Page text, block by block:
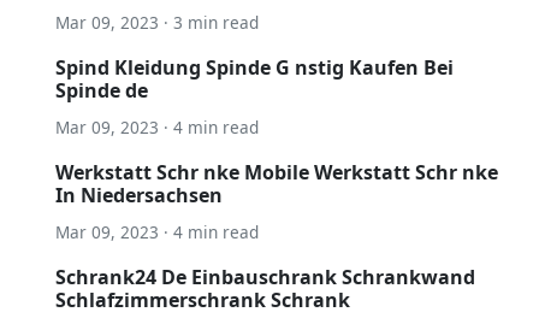
Mar 09, 2023 · 3 min read
Spind Kleidung Spinde G nstig Kaufen Bei
Spinde de
Mar 09, 2023 · 4 min read
Werkstatt Schr nke Mobile Werkstatt Schr nke
In Niedersachsen
Mar 09, 2023 · 4 min read
Schrank24 De Einbauschrank Schrankwand
Schlafzimmerschrank Schrank